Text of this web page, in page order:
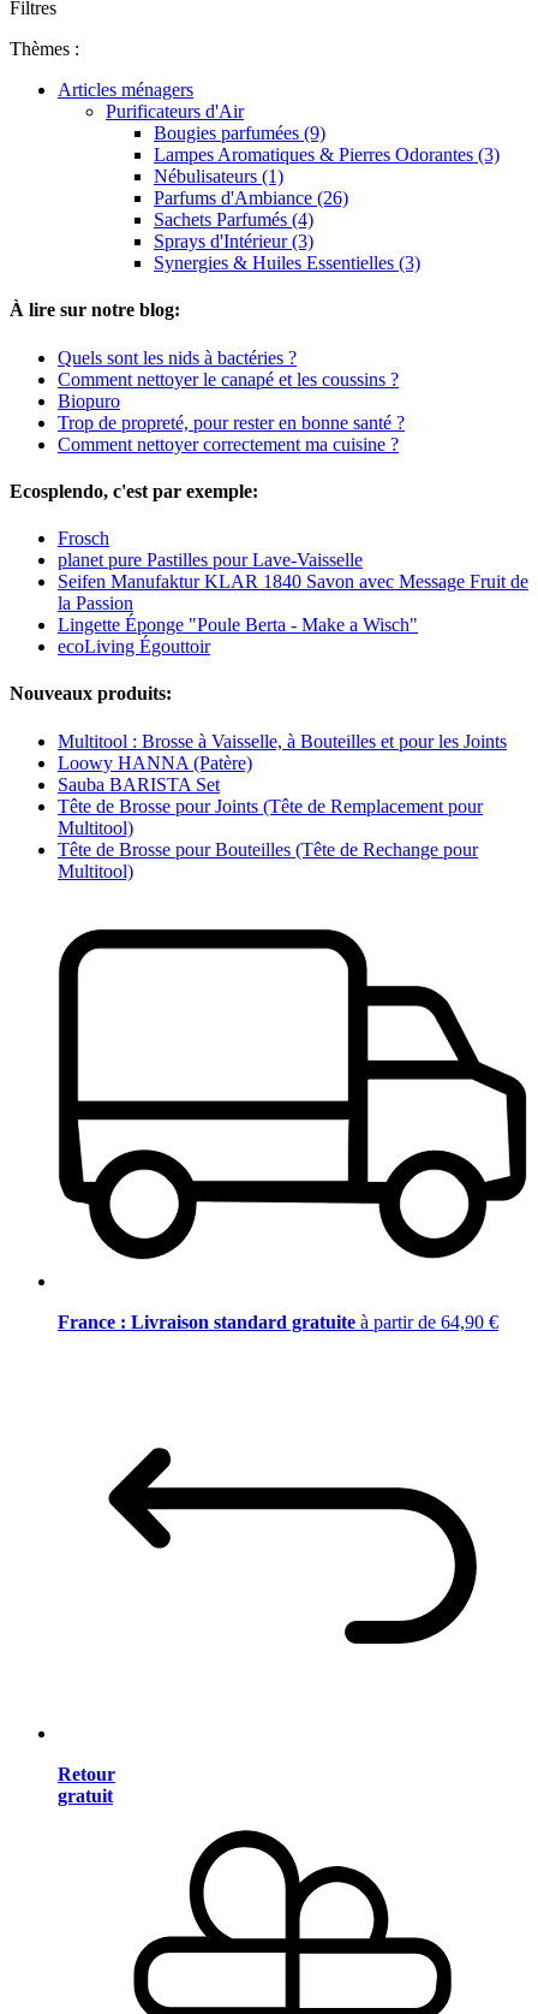
Filtres
Thèmes :
Articles ménagers
Purificateurs d'Air
Bougies parfumées (9)
Lampes Aromatiques & Pierres Odorantes (3)
Nébulisateurs (1)
Parfums d'Ambiance (26)
Sachets Parfumés (4)
Sprays d'Intérieur (3)
Synergies & Huiles Essentielles (3)
À lire sur notre blog:
Quels sont les nids à bactéries ?
Comment nettoyer le canapé et les coussins ?
Biopuro
Trop de propreté, pour rester en bonne santé ?
Comment nettoyer correctement ma cuisine ?
Ecosplendo, c'est par exemple:
Frosch
planet pure Pastilles pour Lave-Vaisselle
Seifen Manufaktur KLAR 1840 Savon avec Message Fruit de
la Passion
Lingette Éponge "Poule Berta - Make a Wisch"
ecoLiving Égouttoir
Nouveaux produits:
Multitool : Brosse à Vaisselle, à Bouteilles et pour les Joints
Loowy HANNA (Patère)
Sauba BARISTA Set
Tête de Brosse pour Joints (Tête de Remplacement pour
Multitool)
Tête de Brosse pour Bouteilles (Tête de Rechange pour
Multitool)
France : Livraison standard gratuite à partir de 64,90 €
Retour
gratuit